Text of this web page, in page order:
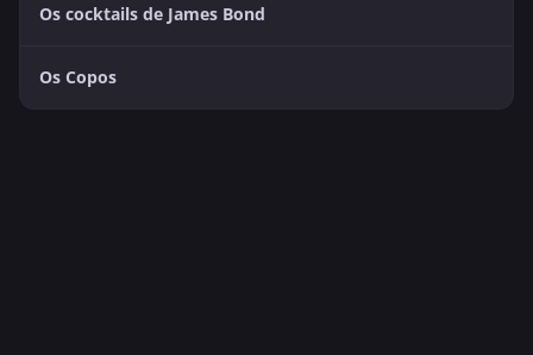
Os cocktails de James Bond
Os Copos